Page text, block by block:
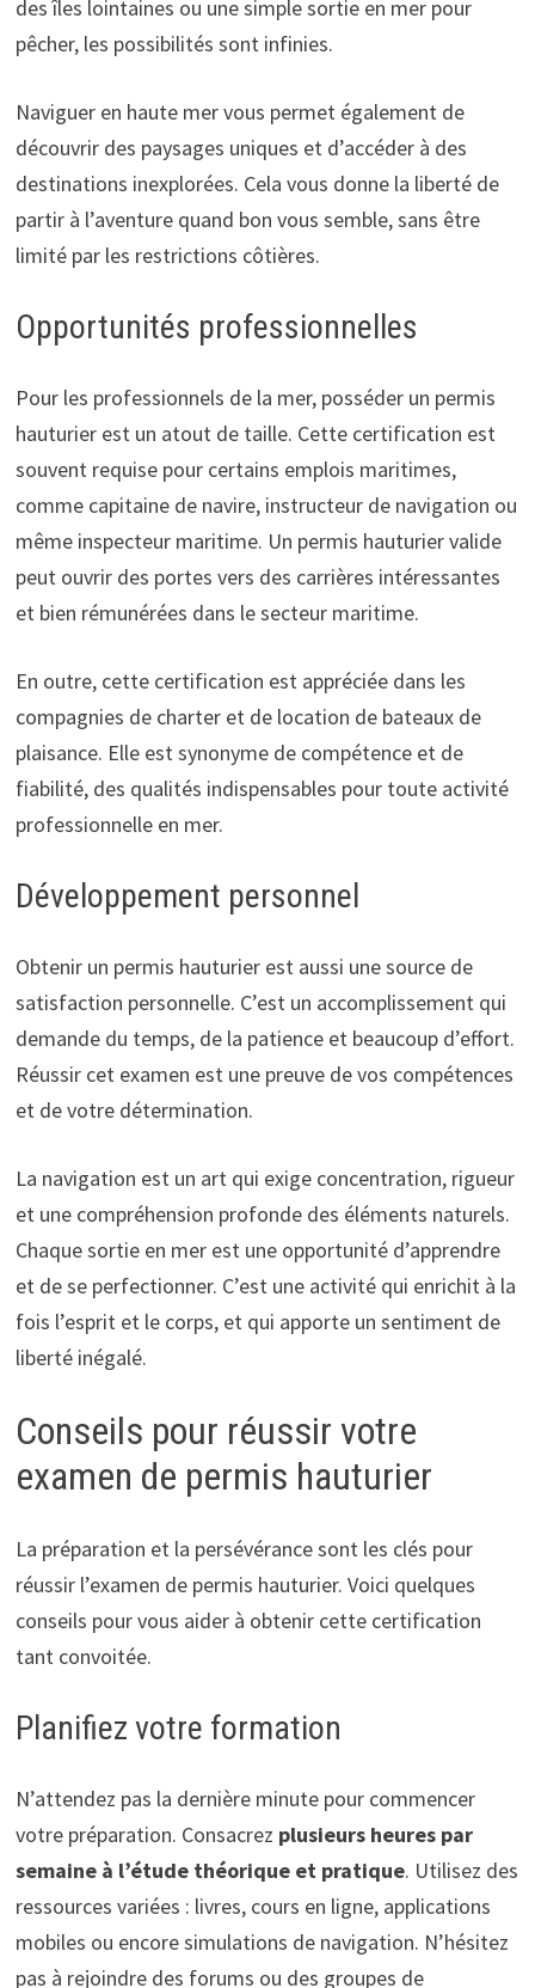
des îles lointaines ou une simple sortie en mer pour
pêcher, les possibilités sont infinies.
Naviguer en haute mer vous permet également de
découvrir des paysages uniques et d’accéder à des
destinations inexplorées. Cela vous donne la liberté de
partir à l’aventure quand bon vous semble, sans être
limité par les restrictions côtières.
Opportunités professionnelles
Pour les professionnels de la mer, posséder un permis
hauturier est un atout de taille. Cette certification est
souvent requise pour certains emplois maritimes,
comme capitaine de navire, instructeur de navigation ou
même inspecteur maritime. Un permis hauturier valide
peut ouvrir des portes vers des carrières intéressantes
et bien rémunérées dans le secteur maritime.
En outre, cette certification est appréciée dans les
compagnies de charter et de location de bateaux de
plaisance. Elle est synonyme de compétence et de
fiabilité, des qualités indispensables pour toute activité
professionnelle en mer.
Développement personnel
Obtenir un permis hauturier est aussi une source de
satisfaction personnelle. C’est un accomplissement qui
demande du temps, de la patience et beaucoup d’effort.
Réussir cet examen est une preuve de vos compétences
et de votre détermination.
La navigation est un art qui exige concentration, rigueur
et une compréhension profonde des éléments naturels.
Chaque sortie en mer est une opportunité d’apprendre
et de se perfectionner. C’est une activité qui enrichit à la
fois l’esprit et le corps, et qui apporte un sentiment de
liberté inégalé.
Conseils pour réussir votre
examen de permis hauturier
La préparation et la persévérance sont les clés pour
réussir l’examen de permis hauturier. Voici quelques
conseils pour vous aider à obtenir cette certification
tant convoitée.
Planifiez votre formation
N’attendez pas la dernière minute pour commencer
votre préparation. Consacrez plusieurs heures par
semaine à l’étude théorique et pratique. Utilisez des
ressources variées : livres, cours en ligne, applications
mobiles ou encore simulations de navigation. N’hésitez
pas à rejoindre des forums ou des groupes de